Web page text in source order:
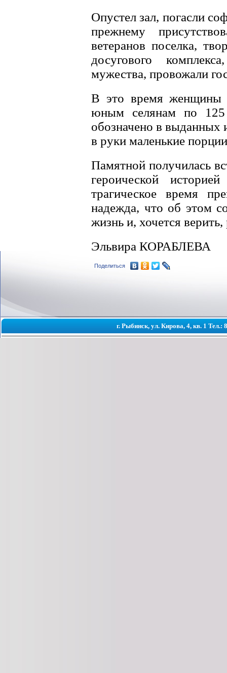
Опустел зал, погасли
прежнему
ветеранов поселка,
досугового
мужества, провожали
В это время женщины
юным селянам по 125
обозначено в выданных
в руки маленькие
Памятной получилась
героической
трагическое время
надежда, что об этом
жизнь и, хочется
Эльвира КОРАБЛЕВА
Поделиться
г. Рыбинск, ул. Кирова, 4, кв. 1 Тел.: